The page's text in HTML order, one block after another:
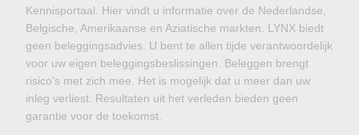
Kennisportaal. Hier vindt u informatie over de Nederlandse,
Belgische, Amerikaanse en Aziatische markten. LYNX biedt
geen beleggingsadvies. U bent te allen tijde verantwoordelijk
voor uw eigen beleggingsbeslissingen. Beleggen brengt
risico’s met zich mee. Het is mogelijk dat u meer dan uw
inleg verliest. Resultaten uit het verleden bieden geen
garantie voor de toekomst.